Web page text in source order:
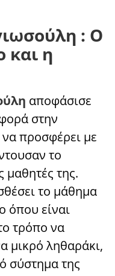
: Ο
και η
αποφάσισε
στην
προσφέρει με
το
μαθητές της.
το μάθημα
όπου είναι
τρόπο να
μικρό ληθαράκι,
σύστημα της